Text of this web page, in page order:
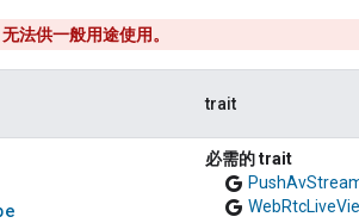
法供一般用途使用。
trait
必需的 trait
google
google